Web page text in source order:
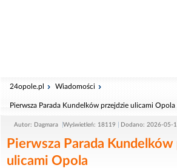
24opole.pl Wiadomości
Pierwsza Parada Kundelków przejdzie ulicami Opola
Autor: Dagmara Wyświetleń: 18119 Dodano: 2026-05-
Pierwsza Parada
ulicami Opola